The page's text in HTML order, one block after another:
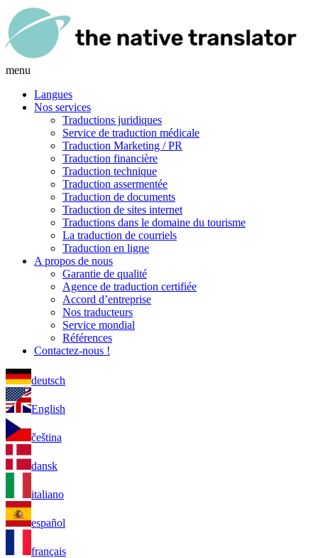
menu
Langues
Nos services
Traductions juridiques
Service de traduction médicale
Traduction Marketing / PR
Traduction financière
Traduction technique
Traduction assermentée
Traduction de documents
Traduction de sites internet
Traductions dans le domaine du tourisme
La traduction de courriels
Traduction en ligne
A propos de nous
Garantie de qualité
Agence de traduction certifiée
Accord d’entreprise
Nos traducteurs
Service mondial
Références
Contactez-nous !
deutsch
English
čeština
dansk
italiano
español
français